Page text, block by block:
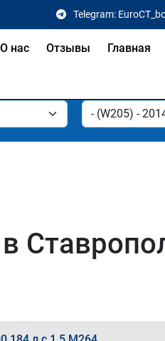
Telegram:
О нас Отзывы Главная